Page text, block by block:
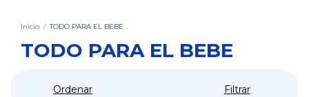
Inicio / TODO PARA EL BEBE
TODO PARA EL BEBE
Ordenar Filtrar